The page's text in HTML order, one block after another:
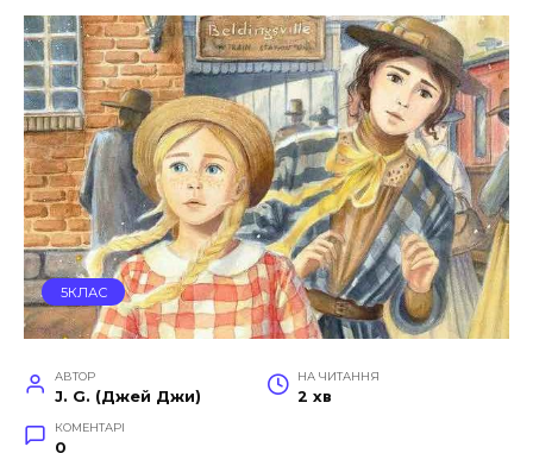
5КЛАС
АВТОР
J. G. (Джей Джи)
НА ЧИТАННЯ
2 хв
КОМЕНТАРІ
0